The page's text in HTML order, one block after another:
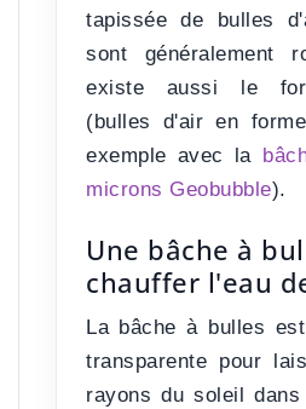
tapissée de bulles
sont généralement
existe aussi le
(bulles d'air en
exemple avec la
microns Geobubble).
Une bâche à
chauffer l'eau
La bâche à bulles est
transparente pour
rayons du soleil